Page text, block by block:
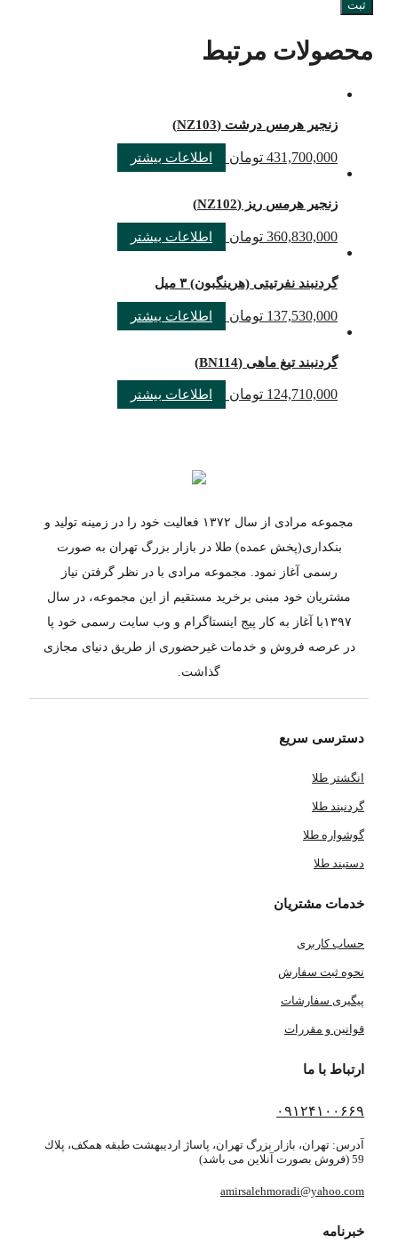
محصولات مرتبط
زنجیر هرمس درشت (NZ103)
431,700,000 تومان اطلاعات بیشتر
زنجیر هرمس ریز (NZ102)
360,830,000 تومان اطلاعات بیشتر
گردنبند نفرتیتی (هرینگبون) ۳ میل
137,530,000 تومان اطلاعات بیشتر
گردنبند تیغ ماهی (BN114)
124,710,000 تومان اطلاعات بیشتر
مجموعه مرادی از سال ۱۳۷۲ فعالیت خود را در زمینه تولید و
بنکداری(پخش عمده) طلا در بازار بزرگ تهران به صورت
رسمی آغاز نمود. مجموعه مرادی با در نظر گرفتن نیاز
مشتریان خود مبنی برخرید مستقیم از این مجموعه، در سال
۱۳۹۷با آغاز به کار پیج اینستاگرام و وب سایت رسمی خود پا
در عرصه فروش و خدمات غیرحضوری از طریق دنیای مجازی
گذاشت.
دسترسی سریع
انگشتر طلا
گردنبند طلا
گوشواره طلا
دستبند طلا
خدمات مشتریان
حساب کاربری
نحوه ثبت سفارش
پیگیری سفارشات
قوانین و مقررات
ارتباط با ما
۰۹۱۲۴۱۰۰۶۶۹
آدرس: تهران، بازار بزرگ تهران، پاساژ ارديبهشت طبقه همكف، پلاك
59 (فروش بصورت آنلاین می باشد)
amirsalehmoradi@yahoo.com
خبرنامه